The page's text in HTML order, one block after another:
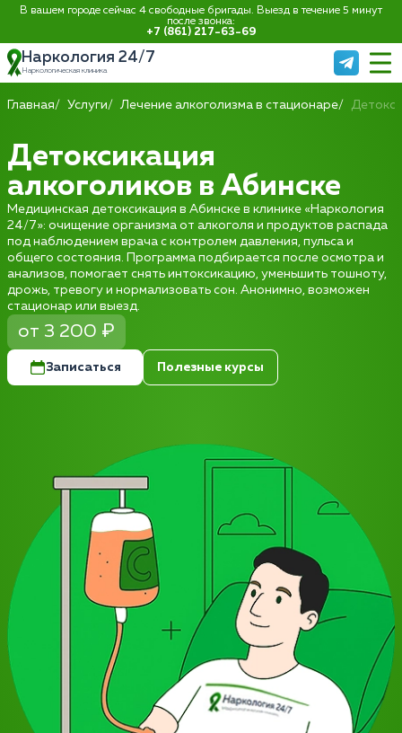
В вашем городе сейчас 4 свободные бригады. Выезд в течение 5 минут
после звонка:
+7 (861) 217-63-69
Наркология 24/7
Наркологическая клиника
Главная Услуги Лечение алкоголизма в стационаре
Детоксикация
алкоголиков в Абинске
Медицинская детоксикация в Абинске в клинике «Наркология
24/7»: очищение организма от алкоголя и продуктов распада
под наблюдением врача с контролем давления, пульса и
общего состояния. Программа подбирается после осмотра и
анализов, помогает снять интоксикацию, уменьшить тошноту,
дрожь, тревогу и нормализовать сон. Анонимно, возможен
стационар или выезд.
от 3 200 ₽
Записаться Полезные курсы